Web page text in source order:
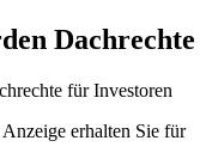
für Investoren
erhalten Sie für